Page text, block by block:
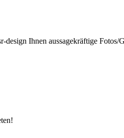
Ihnen aussagekräftige